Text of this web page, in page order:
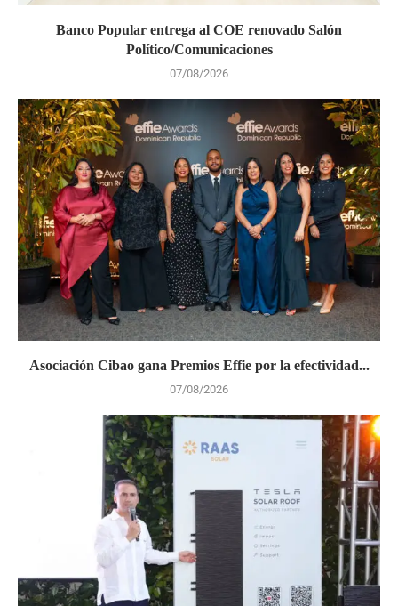
Banco Popular entrega al COE renovado Salón
Político/Comunicaciones
07/08/2026
Asociación Cibao gana Premios Effie por la efectividad...
07/08/2026